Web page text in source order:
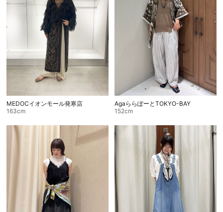
MEDOCイオンモール発寒店
163cm
AgaららぽーとTOKYO-BAY
152cm